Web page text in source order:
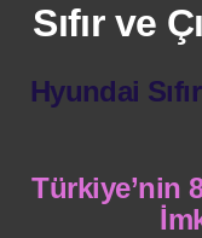
Sıfır ve
Hyundai
Türkiye’nin